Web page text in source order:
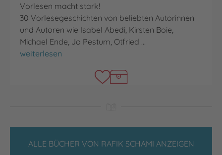
Vorlesen macht stark!
30 Vorlesegeschichten von beliebten Autorinnen
und Autoren wie Isabel Abedi, Kirsten Boie,
Michael Ende, Jo Pestum, Otfried …
Das Vorlesebuch für kleine starke Jungs
weiterlesen
ALLE BÜCHER VON RAFIK SCHAMI ANZEIGEN